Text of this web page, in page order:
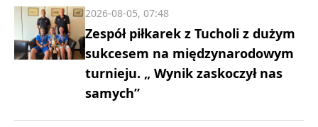
Zespół piłkarek z Tucholi z dużym
sukcesem na międzynarodowym
turnieju. „ Wynik zaskoczył nas
samych”
2026-08-05, 07:48